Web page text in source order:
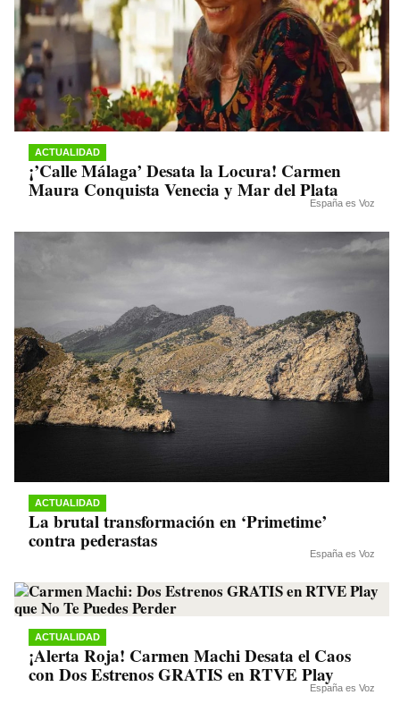
ACTUALIDAD
¡’Calle Málaga’ Desata la Locura! Carmen
Maura Conquista Venecia y Mar del Plata
España es Voz
ACTUALIDAD
La brutal transformación en ‘Primetime’
contra pederastas
España es Voz
ACTUALIDAD
¡Alerta Roja! Carmen Machi Desata el Caos
con Dos Estrenos GRATIS en RTVE Play
España es Voz